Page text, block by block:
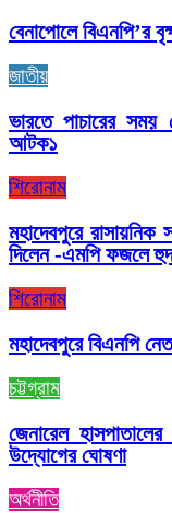
বেনাপোলে বিএনপি’র
জাতীয়
ভারতে পাচারের সময়
আটক১
শিরোনাম
মহাদেবপুরে রাসায়নিক
দিলেন -এমপি ফজলে
শিরোনাম
মহাদেবপুরে বিএনপি
চট্টগ্রাম
জেনারেল
উদ্যোগের ঘোষণা
অর্থনীতি